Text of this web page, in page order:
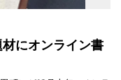
にオンライン書